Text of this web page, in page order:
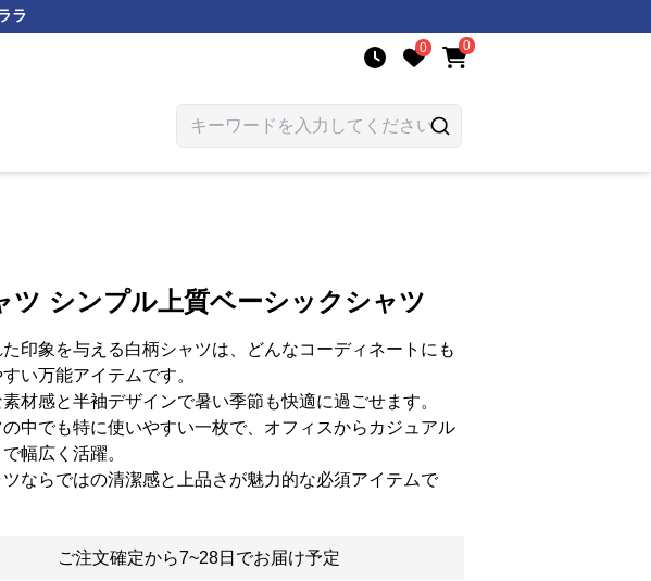
ラ
0 0
ツ シンプル上質ベーシックシャツ
印象を与える白柄シャツは、どんなコーディネートにも
い万能アイテムです。
材感と半袖デザインで暑い季節も快適に過ごせます。
中でも特に使いやすい一枚で、オフィスからカジュアル
幅広く活躍。
ならではの清潔感と上品さが魅力的な必須アイテムで
ご注文確定から7~28日でお届け予定